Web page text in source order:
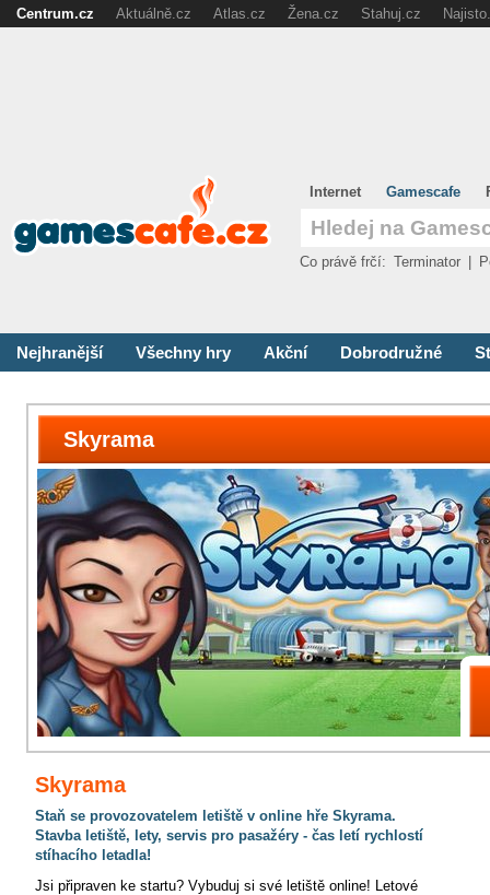
Nejhranější Všechny hry Akční Dobrodružné
Skyrama
Skyrama
Staň se provozovatelem letiště v online hře Skyrama.
Stavba letiště, lety, servis pro pasažéry - čas letí rychlostí
stíhacího letadla!
Jsi připraven ke startu? Vybuduj si své letiště online! Letové
Internet Gamescafe
Co právě frčí: Terminator
Centrum.cz Aktuálně.cz Atlas.cz Žena.cz Stahuj.cz